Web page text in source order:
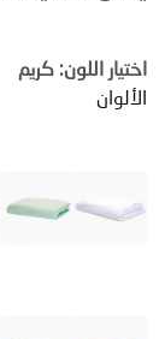
اللون: كريم